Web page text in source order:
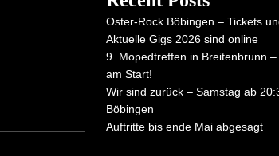
Oster-Rock Böbingen – Tickets
Aktuelle Gigs 2026 sind online
9. Mopedtreffen in Breitenbrunn
am Start!
Wir sind zurück – Samstag ab
Böbingen
Auftritte bis ende Mai abgesagt